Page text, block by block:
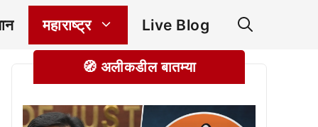
महाराष्ट्र Live Blog
🧭 अलीकडील बातम्या